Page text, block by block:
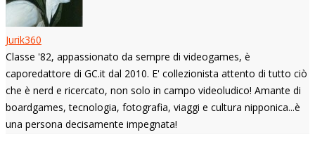
Jurik360
Classe '82, appassionato da sempre di videogames, è
caporedattore di GC.it dal 2010. E' collezionista attento di tutto ciò
che è nerd e ricercato, non solo in campo videoludico! Amante di
boardgames, tecnologia, fotografia, viaggi e cultura nipponica...è
una persona decisamente impegnata!